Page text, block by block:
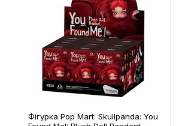
Фігурка Pop Mart: Skullpanda: You